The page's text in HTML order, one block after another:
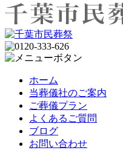
ホーム
当葬儀社のご案内
ご葬儀プラン
よくあるご質問
ブログ
お問い合わせ